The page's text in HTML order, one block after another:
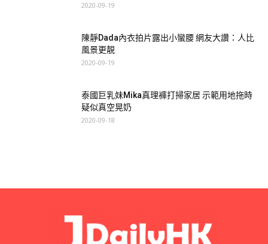
2020-09-19
陳靜Dada內衣拍片露出小蠻腰 網友大讚：人比
風景更靚
2020-09-19
泰國巨乳妹Mika真理褲打掃家居 示範用地拖時
疑似真空晃奶
2020-09-18